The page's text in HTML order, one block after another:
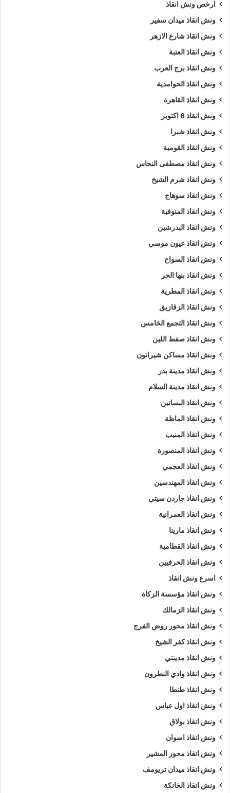
ارخص ونش انقاذ
ونش انقاذ ميدان سفير
ونش انقاذ شارع الازهر
ونش انقاذ العتبة
ونش انقاذ برج العرب
ونش انقاذ الحوامدية
ونش انقاذ القاهرة
ونش انقاذ 6 اكتوبر
ونش انقاذ شبرا
ونش انقاذ القومية
ونش انقاذ مصطفى النحاس
ونش انقاذ شرم الشيخ
ونش انقاذ سوهاج
ونش انقاذ المنوفية
ونش انقاذ البدرشين
ونش انقاذ عيون موسي
ونش انقاذ السواح
ونش انقاذ بنها الحر
ونش انقاذ المطرية
ونش انقاذ الزقازيق
ونش انقاذ التجمع الخامس
ونش انقاذ صفط اللبن
ونش انقاذ مساكن شيراتون
ونش انقاذ مدينة بدر
ونش انقاذ مدينة السلام
ونش انقاذ البساتين
ونش انقاذ الماظة
ونش انقاذ المنيب
ونش انقاذ المنصورة
ونش انقاذ العجمي
ونش انقاذ المهندسين
ونش انقاذ جاردن سيتي
ونش انقاذ العمرانية
ونش انقاذ مارينا
ونش انقاذ القطامية
ونش انقاذ الحرفيين
اسرع ونش انقاذ
ونش انقاذ مؤسسة الزكاة
ونش انقاذ الزمالك
ونش انقاذ محور روض الفرج
ونش انقاذ كفر الشيخ
ونش انقاذ مدينتي
ونش انقاذ وادي النطرون
ونش انقاذ طنطا
ونش انقاذ اول عباس
ونش انقاذ بولاق
ونش انقاذ اسوان
ونش انقاذ محور المشير
ونش انقاذ ميدان تريومف
ونش انقاذ الخانكة